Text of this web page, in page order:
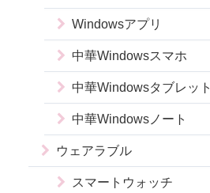
Windowsアプリ
中華Windowsスマホ
中華Windowsタブレット
中華Windowsノート
ウェアラブル
スマートウォッチ